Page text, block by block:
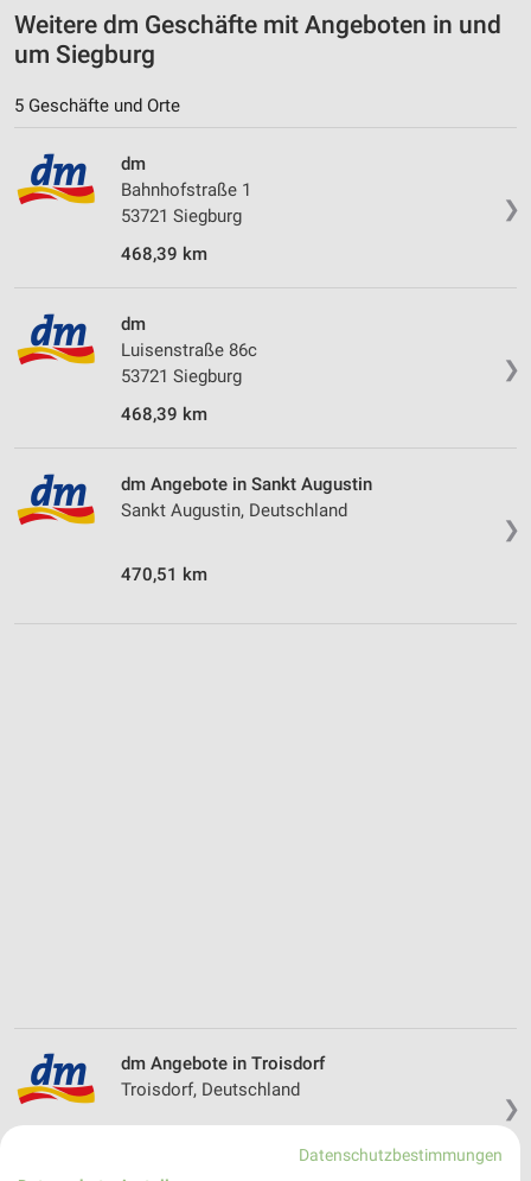
Weitere dm Geschäfte mit Angeboten in und
um Siegburg
5 Geschäfte und Orte
❯
dm
Bahnhofstraße 1
53721 Siegburg
468,39 km
❯
dm
Luisenstraße 86c
53721 Siegburg
468,39 km
❯
dm Angebote in Sankt Augustin
Sankt Augustin, Deutschland
470,51 km
❯
dm Angebote in Troisdorf
Troisdorf, Deutschland
Datenschutzbestimmungen